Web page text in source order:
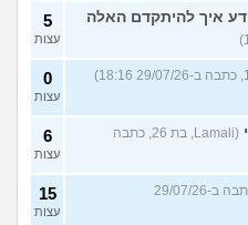
איך להיתקדם האלה 5
עצות
0
עצות
(Lamali, בת 26, כתבה
6
עצות
(אנונימית, בת 25, כתבה ב-29/07/26
15
עצות